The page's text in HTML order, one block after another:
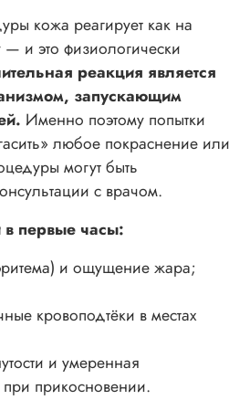
кожа реагирует как на
и это физиологически
реакция является
запускающим
Именно поэтому попытки
любое покраснение или
могут быть
с врачом.
первые часы:
и ощущение жара;
кровоподтёки в местах
и умеренная
прикосновении.